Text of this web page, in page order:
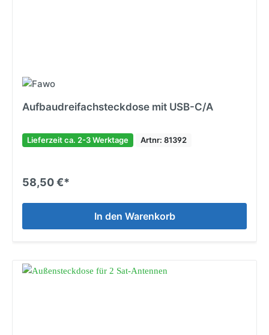
Aufbaudreifachsteckdose mit USB-C/A
Lieferzeit ca. 2-3 Werktage Artnr: 81392
58,50 €*
In den Warenkorb